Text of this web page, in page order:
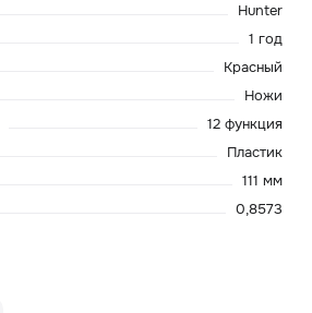
Hunter
1 год
Красный
Ножи
12 функция
Пластик
111 мм
0,8573